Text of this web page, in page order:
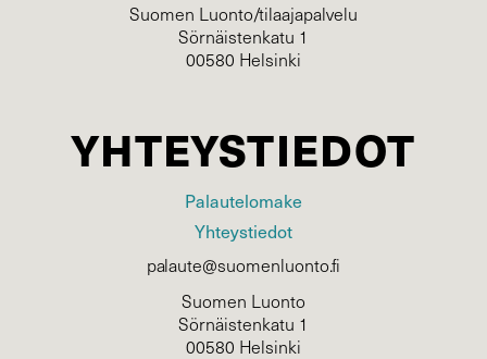
Suomen Luonto/tilaajapalvelu
Sörnäistenkatu 1
00580 Helsinki
YHTEYSTIEDOT
Palautelomake
Yhteystiedot
palaute@suomenluonto.fi
Suomen Luonto
Sörnäistenkatu 1
00580 Helsinki